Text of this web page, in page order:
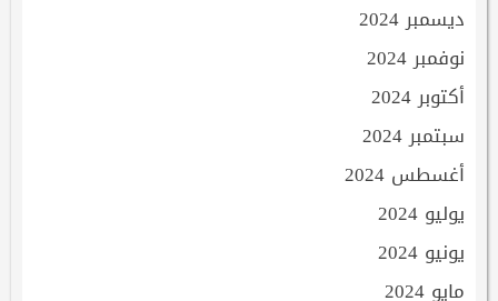
ديسمبر 2024
نوفمبر 2024
أكتوبر 2024
سبتمبر 2024
أغسطس 2024
يوليو 2024
يونيو 2024
مايو 2024